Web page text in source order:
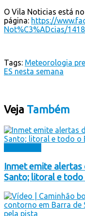
O Vila Noticias está
página: https://
Not%C3%ADcias/
Tags: Meteorologia
ES nesta semana
Veja Também
Inmet emite
Santo; litoral e